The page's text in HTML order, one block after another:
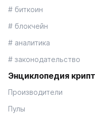
# биткоин
# блокчейн
# аналитика
# законодательство
Энциклопедия
Производители
Пулы